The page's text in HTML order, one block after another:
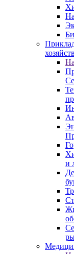
и